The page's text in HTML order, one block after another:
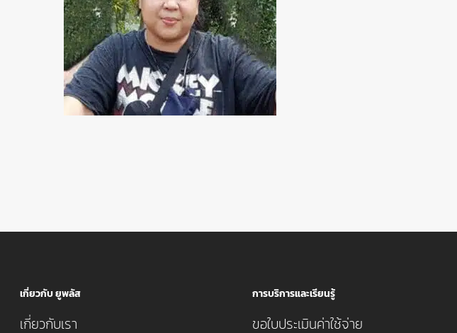
เกี่ยวกับ ยูพลัส
เกี่ยวกับเรา
การบริการและเรียนรู้
ขอใบประเมินค่าใช้จ่าย